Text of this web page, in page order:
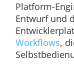
Platform-
Entwurf und
Workflows,